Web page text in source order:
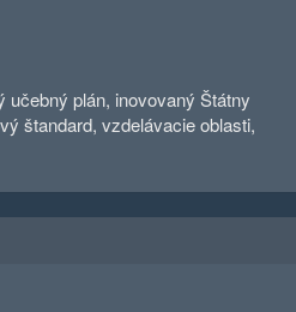
plán, inovovaný Štátny
štandard, vzdelávacie oblasti,